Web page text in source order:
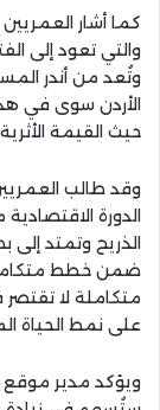
كما أشار
وتُعد من أندر
الأردن سوى في
حيث القيمة
وقد طالب
الدورة
الذريح وتمتد إلى
ضمن خطط
متكاملة لا
على نمط الحياة
ويؤكد مدير موقع